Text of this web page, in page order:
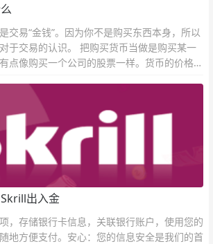
交易“金钱”。因为你不是购买东西本身，所以
于交易的认识。 把购买货币当做是购买某一
点像购买一个公司的股票一样。货币的价格直
出入金
，存储银行卡信息，关联银行账户，使用您的
地方便支付。安心：您的信息安全是我们的首